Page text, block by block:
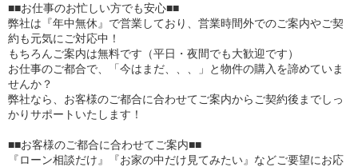
■■お仕事のお忙しい方でも安心■■
弊社は『年中無休』で営業しており、営業時間外でのご案内やご契
約も元気にご対応中！
もちろんご案内は無料です（平日・夜間でも大歓迎です）
お仕事のご都合で、「今はまだ、、、」と物件の購入を諦めていま
せんか？
弊社なら、お客様のご都合に合わせてご案内からご契約後までしっ
かりサポートいたします！
■■お客様のご都合に合わせてご案内■■
『ローン相談だけ』『お家の中だけ見てみたい』などご要望にお応